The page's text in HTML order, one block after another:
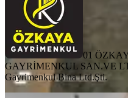
01
GAYRİMENKUL SAN.VE
Gayrimenkul Bina Ltd.Şti.